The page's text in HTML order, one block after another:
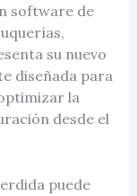
software de
su nuevo
diseñada para
la
desde el
puede